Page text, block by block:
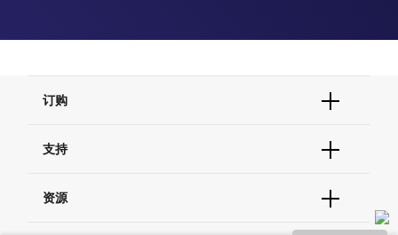
订购
订单支持
现货供应中心
支持
联系我们 - 400 820 8982
资源